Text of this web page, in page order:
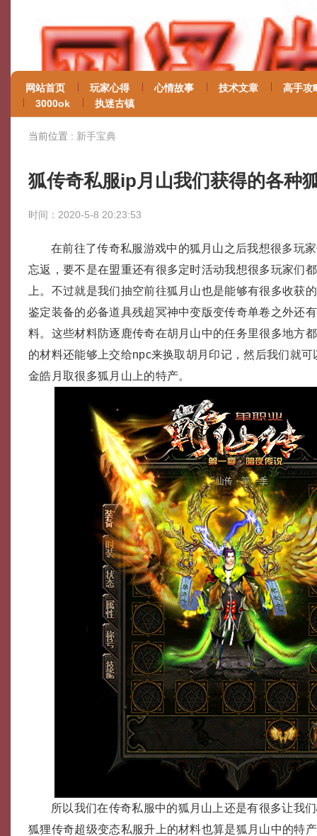
网站首页 玩家心得 心情故事 技术文章
高手攻
3000ok
执迷古镇
当前位置 : 新手宝典
狐传奇私服ip月山我们获得的各种
时间：2020-5-8 20:23:53
在前往了传奇私服游戏中的狐月山之后我想很多玩
忘返，要不是在盟重还有很多定时活动我想很多玩家们
上。不过就是我们抽空前往狐月山也是能够有很多收获
鉴定装备的必备道具残超冥神中变版变传奇单卷之外还
料。这些材料防逐鹿传奇在胡月山中的任务里很多地方
的材料还能够上交给npc来换取胡月印记，然后我们就
金皓月取很多狐月山上的特产。
所以我们在传奇私服中的狐月山上还是有很多让我
狐狸传奇超级变态私服升上的材料也算是狐月山中的特